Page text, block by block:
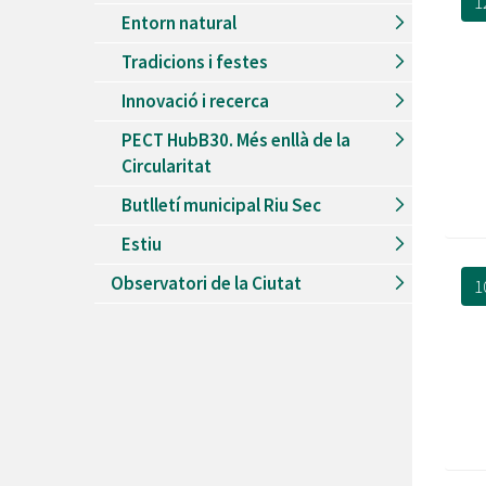
Entorn natural
Tradicions i festes
Innovació i recerca
PECT HubB30. Més enllà de la
Circularitat
Butlletí municipal Riu Sec
Estiu
Observatori de la Ciutat